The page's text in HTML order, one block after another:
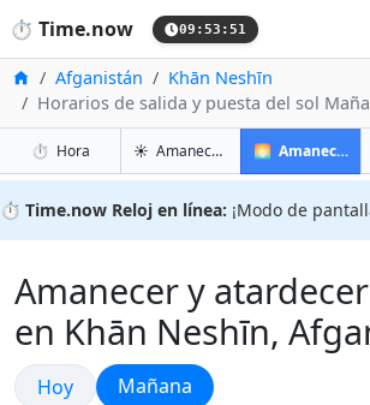
⏱️ Time.now 09:53:52
InicioAfganistán
Khān Neshīn
Horarios de salida y puesta del sol
⏱️ Horaen Khān Neshīn
☀️ Amanecer y atardecer en Khān
🌅 Amanecer y atardecer mañana
⏱️ Time.now Reloj en línea: ¡Modo de pantalla
Amanecer y
en Khān Neshīn,
Amanecer y atardecer
Hoy Amanecer y atardecer
Mañana